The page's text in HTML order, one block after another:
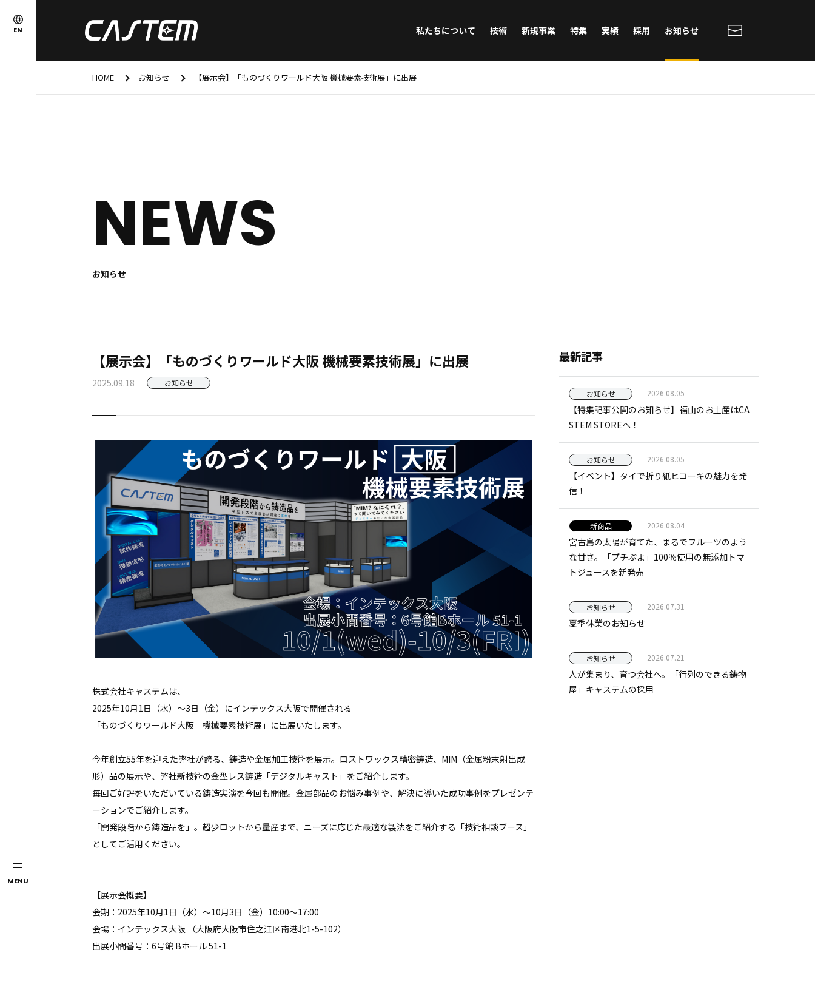
私たちについて 技術 新規事業 特集 実績 採用 お知らせ
EN
MENU
HOME お知らせ 【展示会】「ものづくりワールド大阪 機械要素技術展」に出展
NEWS
お知らせ
【展示会】「ものづくりワールド大阪 機械要素技術展」に出展
2025.09.18 お知らせ
最新記事
お知らせ 2026.08.05
【特集記事公開のお知らせ】福山のお土産はCA
STEM STOREへ！
お知らせ 2026.08.05
【イベント】タイで折り紙ヒコーキの魅力を発
信！
新商品 2026.08.04
宮古島の太陽が育てた、まるでフルーツのよう
な甘さ。「プチぷよ」100％使用の無添加トマ
トジュースを新発売
お知らせ 2026.07.31
夏季休業のお知らせ
お知らせ 2026.07.21
人が集まり、育つ会社へ。「行列のできる鋳物
屋」キャステムの採用
株式会社キャステムは、
2025年10月1日（水）～3日（金）にインテックス大阪で開催される
「ものづくりワールド大阪 機械要素技術展」に出展いたします。
今年創立55年を迎えた弊社が誇る、鋳造や金属加工技術を展示。ロストワックス精密鋳造、MIM（金属粉末射出成
形）品の展示や、弊社新技術の金型レス鋳造「デジタルキャスト」をご紹介します。
毎回ご好評をいただいている鋳造実演を今回も開催。金属部品のお悩み事例や、解決に導いた成功事例をプレゼンテ
ーションでご紹介します。
「開発段階から鋳造品を」。超少ロットから量産まで、ニーズに応じた最適な製法をご紹介する「技術相談ブース」
としてご活用ください。
【展示会概要】
会期：2025年10月1日（水）～10月3日（金）10:00～17:00
会場：インテックス大阪 （大阪府大阪市住之江区南港北1-5-102）
出展小間番号：6号館 Bホール 51-1